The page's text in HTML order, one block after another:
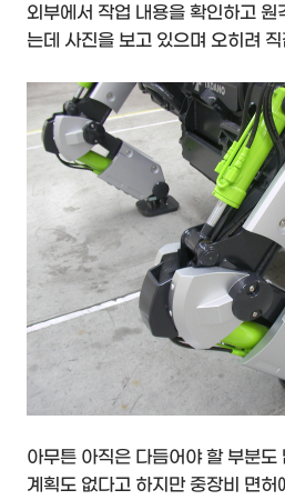
외부에서 작업 내용을 확인하고
는데 사진을 보고 있으며 오히려
아무튼 아직은 다듬어야 할 부분도
계획도 없다고 하지만 중장비 면